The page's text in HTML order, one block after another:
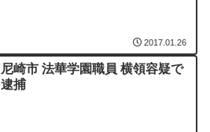
2017.01.26
尼崎市 法華学園職員 横領容疑で
逮捕